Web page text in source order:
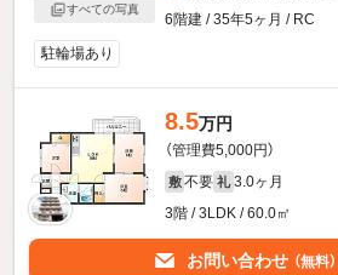
すべての写真
6階建 / 35年5ヶ月 / RC
駐輪場あり
8.5万円
（管理費5,000円）
敷 不要 礼 3.0ヶ月
3階 / 3LDK / 60.0㎡
お問い合わせ （無料）